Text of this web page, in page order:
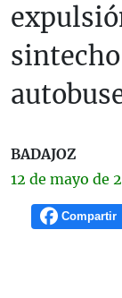
BADAJOZ
12 de mayo de
Compartir